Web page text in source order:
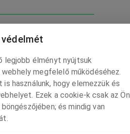
legjobb élményt nyújtsuk
megfelelő működéséhez.
használunk, hogy elemezzük és
Ezek a cookie-k csak az Ön
és mindig van